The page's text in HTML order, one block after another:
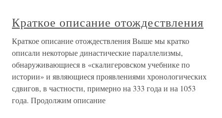
Краткое описание отождествления
Краткое описание отождествления Выше мы кратко
описали некоторые династические параллелизмы,
обнаруживающиеся в «скалигеровском учебнике по
истории» и являющиеся проявлениями хронологических
сдвигов, в частности, примерно на 333 года и на 1053
года. Продолжим описание